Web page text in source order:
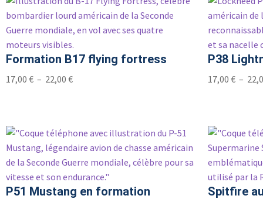
Formation B17 flying fortress
17,00 € – 22,00 €
P38
17,00 € –
P51 Mustang en formation Spitfire